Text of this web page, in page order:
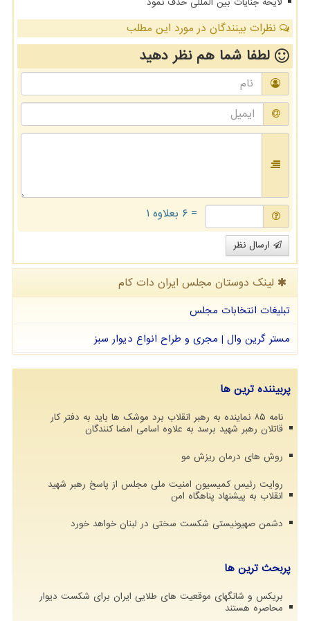
لایحه جنایات بین المللی حذف نمود
نظرات بینندگان در مورد این مطلب
لطفا شما همنظر دهید
= ۶ بعلاوه ۱
ارسال نظر
لینک دوستان مجلس ایران دات كام
تبلیغات انتخابات مجلس
مستر گرین وال | مجری و طراح انواع دیوار سبز
پربیننده ترین ها
نامه ۸۵ نماینده به رهبر انقلاب برد موشک ها باید به دفتر کار
قاتلان رهبر شهید برسد به علاوه اسامی امضا کنندگان
روش های درمان ریزش مو
روایت رئیس کمیسیون امنیت ملی مجلس از پاسخ رهبر شهید
انقلاب به پیشنهاد پناهگاه امن
دشمن صهیونیستی شکست سختی در لبنان خواهد خورد
پربحث ترین ها
بریکس و شانگهای موقعیت های طلایی ایران برای شکست دیوار
محاصره هستند